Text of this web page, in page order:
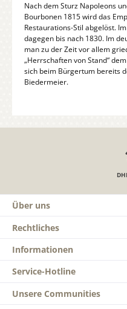
Nach dem Sturz Napoleons
Bourbonen 1815 wird das
Restaurations-Stil abgelöst.
dagegen bis nach 1830. Im
man zu der Zeit vor allem
„Herrschaften von Stand“
sich beim Bürgertum bereits
Biedermeier.
Über uns
Rechtliches
Informationen
Service-Hotline
Unsere Communities